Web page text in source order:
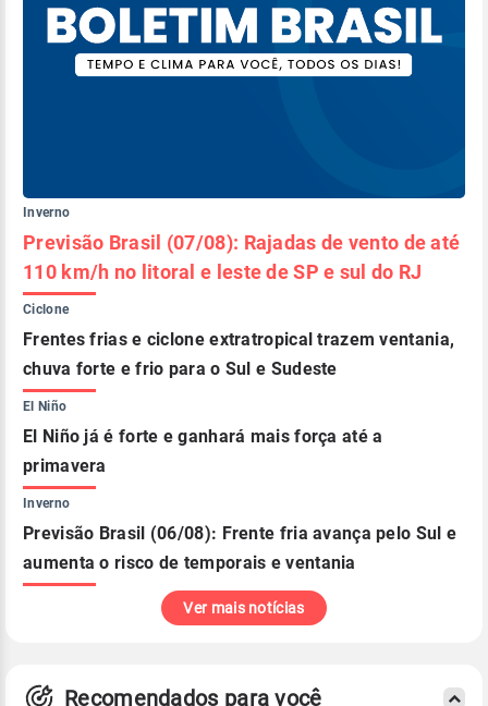
Inverno
Previsão Brasil (07/08): Rajadas de vento de até
110 km/h no litoral e leste de SP e sul do RJ
Ciclone
Frentes frias e ciclone extratropical trazem ventania,
chuva forte e frio para o Sul e Sudeste
El Niño
El Niño já é forte e ganhará mais força até a
primavera
Inverno
Previsão Brasil (06/08): Frente fria avança pelo Sul e
aumenta o risco de temporais e ventania
Ver mais notícias
Recomendados para você